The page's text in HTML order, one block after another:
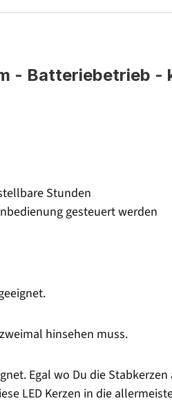
- Batteriebetrieb -
Stunden
gesteuert werden
hinsehen muss.
Egal wo Du die
LED Kerzen in die